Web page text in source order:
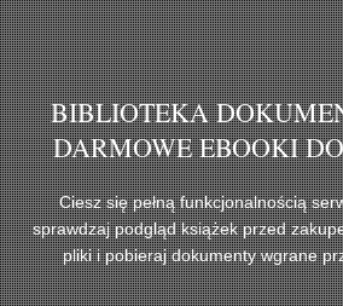
BIBLIOTEKA
DARMOWE EBOOKI
Ciesz się pełną funkcjonalnością
sprawdzaj podgląd książek przed
pliki i pobieraj dokumenty wgrane